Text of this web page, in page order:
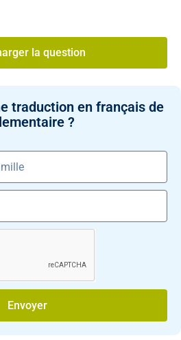
la question
traduction en français de
?
Envoyer